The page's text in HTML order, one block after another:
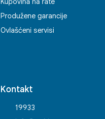
Produžene garancije
Ovlašćeni servisi
Kontakt
19933